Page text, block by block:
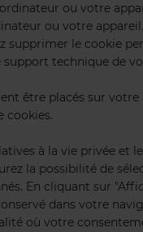
ou votre
ou votre
supprimer le cookie
technique de
être placés sur
cookies.
à la vie privée et
la possibilité de
En cliquant sur
dans votre
où votre